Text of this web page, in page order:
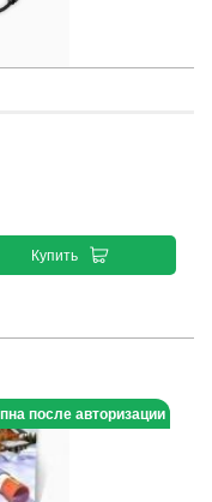
Купить
после авторизации